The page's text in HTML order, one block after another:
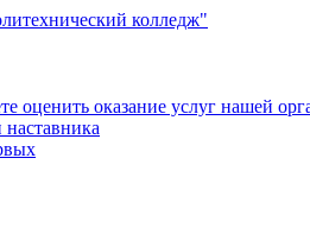
оценить оказание услуг нашей
наставника